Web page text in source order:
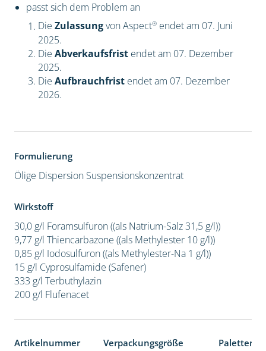
passt sich dem Problem an
Die Zulassungvon Aspect®endet am 07. Juni
2025.
Die Abverkaufsfrist endet am 07. Dezember
2025.
Die Aufbrauchfrist endet am 07. Dezember
2026.
Formulierung
Ölige Dispersion Suspensionskonzentrat
Wirkstoff
30,0 g/l Foramsulfuron ((als Natrium-Salz 31,5 g/l))
9,77 g/l Thiencarbazone ((als Methylester 10 g/l))
0,85 g/l Iodosulfuron ((als Methylester-Na 1 g/l))
15 g/l Cyprosulfamide (Safener)
333 g/l Terbuthylazin
200 g/l Flufenacet
Artikelnummer Verpackungsgröße